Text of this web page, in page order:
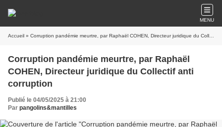
MENU
Accueil » Corruption pandémie meurtre, par Raphaël COHEN, Directeur juridique du Collectif anti corruption
Corruption pandémie meurtre, par Raphaël
COHEN, Directeur juridique du Collectif anti
corruption
Publié le 04/05/2025 à 21:00
Par pangolins&mantilles